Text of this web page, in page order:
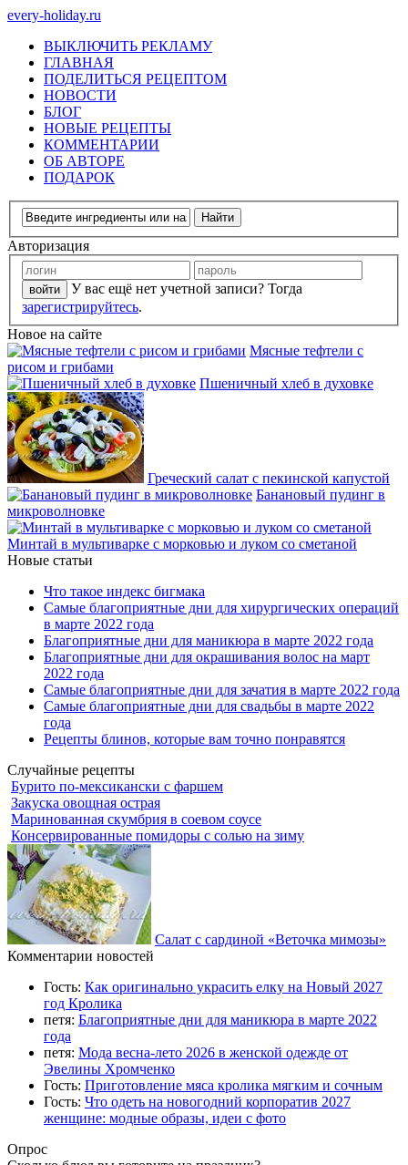
every-holiday.ru
ВЫКЛЮЧИТЬ РЕКЛАМУ
ГЛАВНАЯ
ПОДЕЛИТЬСЯ РЕЦЕПТОМ
НОВОСТИ
БЛОГ
НОВЫЕ РЕЦЕПТЫ
КОММЕНТАРИИ
ОБ АВТОРЕ
ПОДАРОК
Авторизация
У вас ещё нет учетной записи? Тогда
зарегистрируйтесь.
Новое на сайте
Мясные тефтели с
рисом и грибами
Пшеничный хлеб в духовке
Греческий салат с пекинской капустой
Банановый пудинг в
микроволновке
Минтай в мультиварке с морковью и луком со сметаной
Новые статьи
Что такое индекс бигмака
Самые благоприятные дни для хирургических операций
в марте 2022 года
Благоприятные дни для маникюра в марте 2022 года
Благоприятные дни для окрашивания волос на март
2022 года
Самые благоприятные дни для зачатия в марте 2022 года
Самые благоприятные дни для свадьбы в марте 2022
года
Рецепты блинов, которые вам точно понравятся
Случайные рецепты
Бурито по-мексикански с фаршем
Закуска овощная острая
Маринованная скумбрия в соевом соусе
Консервированные помидоры с солью на зиму
Салат с сардиной «Веточка мимозы»
Комментарии новостей
Гость: Как оригинально украсить елку на Новый 2027
год Кролика
петя: Благоприятные дни для маникюра в марте 2022
года
петя: Мода весна-лето 2026 в женской одежде от
Эвелины Хромченко
Гость: Приготовление мяса кролика мягким и сочным
Гость: Что одеть на новогодний корпоратив 2027
женщине: модные образы, идеи с фото
Опрос